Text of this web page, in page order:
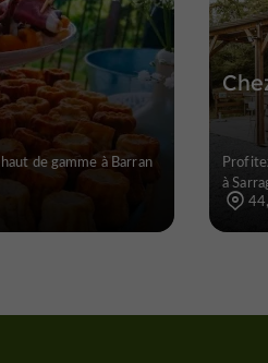
de gamme à Barran
à